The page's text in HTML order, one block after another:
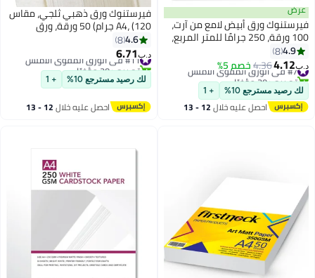
عرض
فيرستنوك ورق أبيض لامع من آرت،
100 ورقة، 250 جرامًا للمتر المربع،
مقاس A4
4.9
8
د.ب‏4.12
4.36خصم 5% #7 في الورق المقوى الأملس
تم بيع +30 مؤخرًا
#7 في الورق المقوى الأملس
لك رصيد مسترجع 10% + 1
احصل عليه خلال 12 - 13
فيرستنوك ورق ذهبي ثلجي، مقاس
A4، (120 جرام) 50 ورقة، ورق
الشهادات، بطاقة الزفاف، ورق
الهدايا
4.6
8
د.ب‏6.71
#11 في الورق المقوى الأملس
تم بيع +20 مؤخرًا
#11 في الورق المقوى الأملس
لك رصيد مسترجع 10% + 1
احصل عليه خلال 12 - 13